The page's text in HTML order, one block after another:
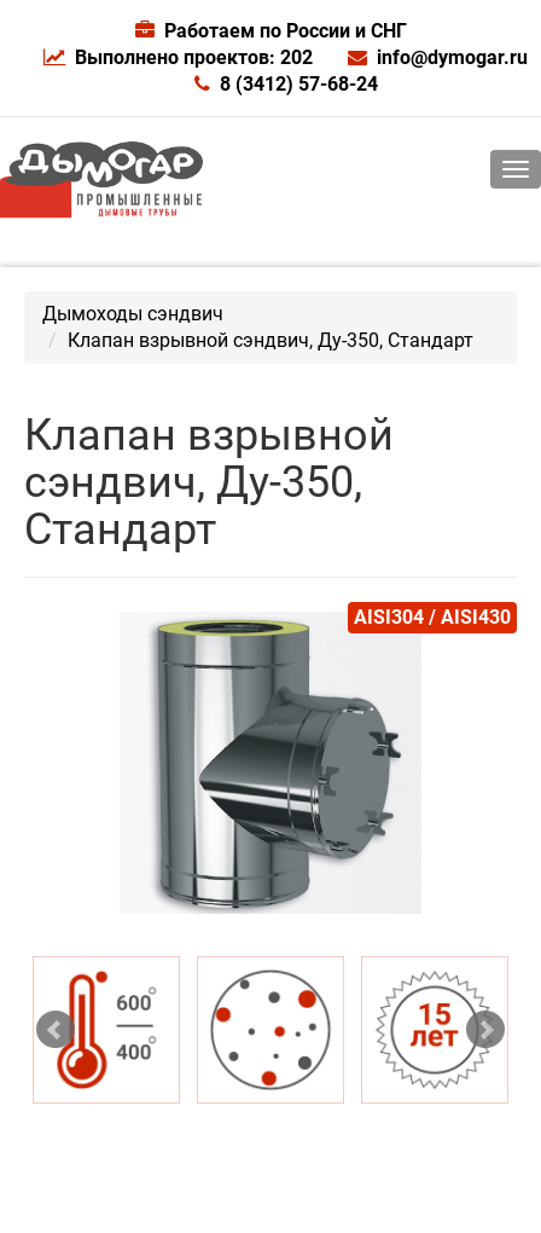
Работаем по России и СНГ
Выполнено проектов: 202
info@dymogar.ru
8 (3412) 57-68-24
Дымоходы сэндвич
Клапан взрывной сэндвич, Ду-350, Стандарт
Клапан взрывной
сэндвич, Ду-350,
Стандарт
AISI304 / AISI430